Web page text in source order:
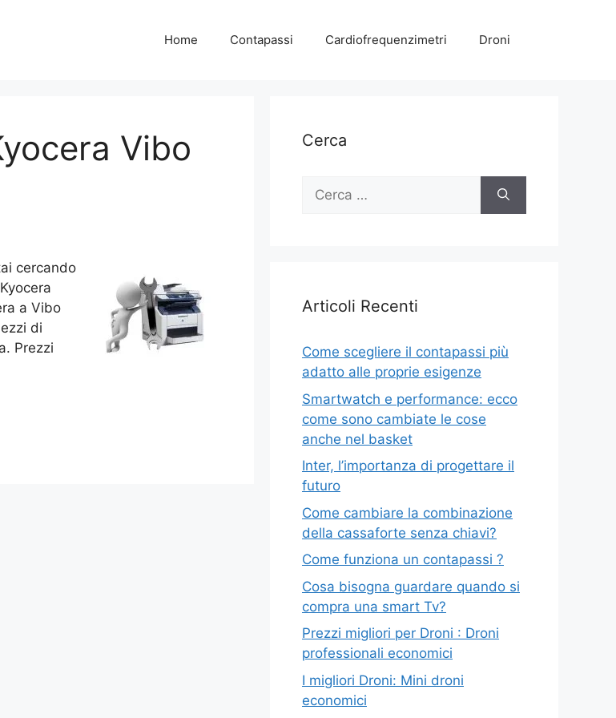
Home Contapassi Cardiofrequenzimetri Droni
Vibo
cercando
a Vibo
di
Prezzi
Cerca
Ricerca
Articoli Recenti
Come scegliere il contapassi più
adatto alle proprie esigenze
Smartwatch e performance: ecco
come sono cambiate le cose
anche nel basket
Inter, l’importanza di progettare il
futuro
Come cambiare la combinazione
della cassaforte senza chiavi?
Come funziona un contapassi ?
Cosa bisogna guardare quando si
compra una smart Tv?
Prezzi migliori per Droni : Droni
professionali economici
I migliori Droni: Mini droni
economici